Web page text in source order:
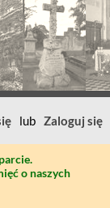
lub Zaloguj się
o naszych